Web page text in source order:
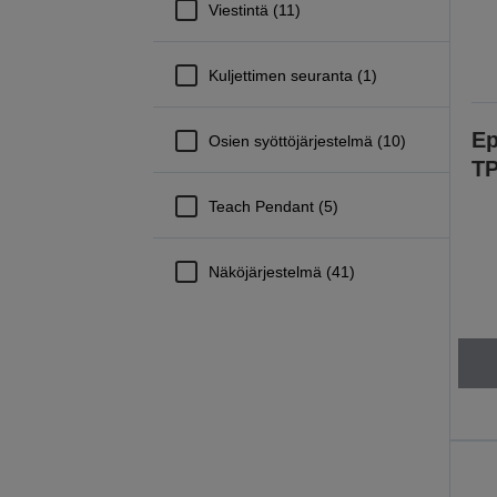
Viestintä (11)
Kuljettimen seuranta (1)
Osien syöttöjärjestelmä (10)
Teach Pendant (5)
Näköjärjestelmä (41)